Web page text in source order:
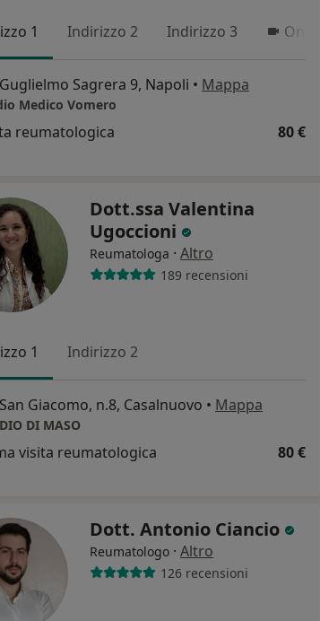
1 Indirizzo 2 Indirizzo 3 Online
Sagrera 9, Napoli • Mappa
Medico Vomero
reumatologica 80 €
Dott.ssa Valentina
Ugoccioni
Reumatologa · Altro
189 recensioni
1 Indirizzo 2
Giacomo, n.8, Casalnuovo • Mappa
DI MASO
visita reumatologica 80 €
Dott. Antonio Ciancio
Reumatologo · Altro
126 recensioni